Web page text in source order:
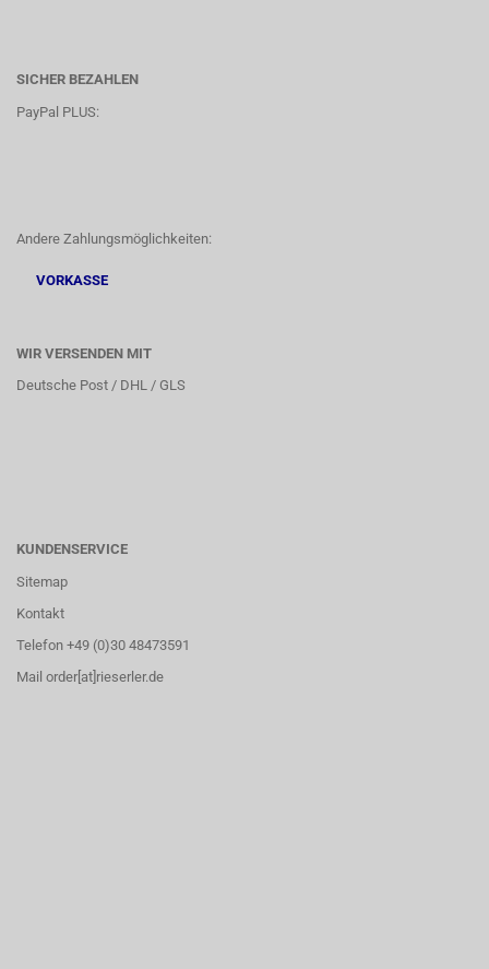
SICHER BEZAHLEN
PayPal PLUS:
Andere Zahlungsmöglichkeiten:
VORKASSE
WIR VERSENDEN MIT
Deutsche Post / DHL / GLS
KUNDENSERVICE
Sitemap
Kontakt
Telefon +49 (0)30 48473591
Mail order[at]rieserler.de